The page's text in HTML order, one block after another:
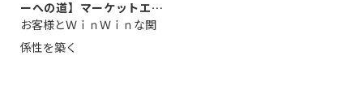
ーへの道】マーケットエン
タープライズ...
お客様とＷｉｎＷｉｎな関
係性を築く